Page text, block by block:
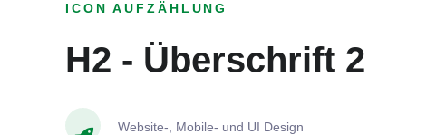
ICON AUFZÄHLUNG
H2 - Überschrift 2
Website-, Mobile- und UI Design